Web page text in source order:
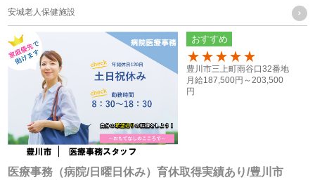
共同利用する個人情報の取得方法
従業員や登録スタッフの方の個人情報
・入社時又は登録時にお預かりした履歴書や入社手続きに必
要なその他の書類、お問い合わせフォーム、メール、口頭
（電話等）、その他書面による取得
応募者の方への個人情報
・採用応募時に取得した履歴書、お問い合せフォーム、エン
安城老人保健施設
医療事務（病院/日曜日休み）育休取得実績あり/豊川市
おすすめ
100
豊川市三上町雨谷口32番地
月給187,500円～ 203,500
円